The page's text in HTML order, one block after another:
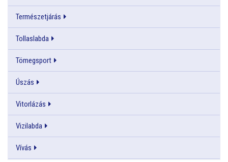
Természetjárás
Tollaslabda
Tömegsport
Úszás
Vitorlázás
Vizilabda
Vívás